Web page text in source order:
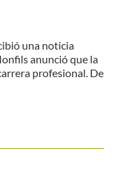
una noticia
anunció que la
profesional. De